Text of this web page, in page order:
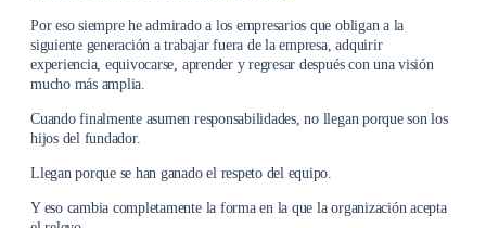
Por eso siempre he admirado a los empresarios que obligan a la
siguiente generación a trabajar fuera de la empresa, adquirir
experiencia, equivocarse, aprender y regresar después con una visión
mucho más amplia.
Cuando finalmente asumen responsabilidades, no llegan porque son los
hijos del fundador.
Llegan porque se han ganado el respeto del equipo.
Y eso cambia completamente la forma en la que la organización acepta